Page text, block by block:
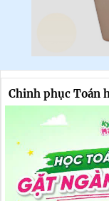
Chinh phục Toán